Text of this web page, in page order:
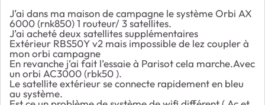
J’ai dans ma maison de campagne le système Orbi AX
6000 (rnk850) 1 routeur/ 3 satellites.
J’ai acheté deux satellites supplémentaires
Extérieur RBS50Y v2 mais impossible de lez coupler à
mon orbi campagne
En revanche j’ai fait l’essaie à Parisot cela marche.Avec
un orbi AC3000 (rbk50 ).
Le satellite extérieur se connecte rapidement en bleu
au système.